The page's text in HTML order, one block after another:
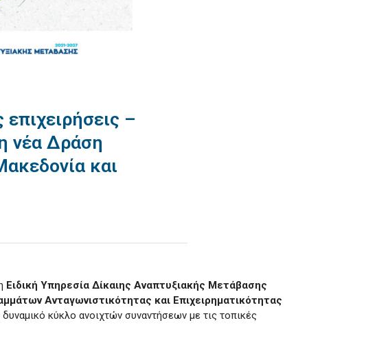
–
νέα Δράση
και
Ειδική Υπηρεσία Δίκαιης Αναπτυξιακής Μετάβασης
Ανταγωνιστικότητας και Επιχειρηματικότητας
δυναμικό κύκλο ανοιχτών συναντήσεων με τις τοπικές